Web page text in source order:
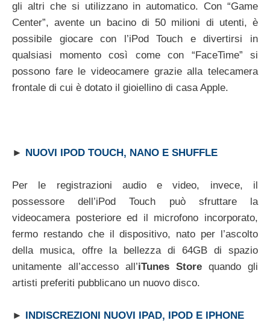
gli altri che si utilizzano in automatico. Con “Game
Center”, avente un bacino di 50 milioni di utenti, è
possibile giocare con l’iPod Touch e divertirsi in
qualsiasi momento così come con “FaceTime” si
possono fare le videocamere grazie alla telecamera
frontale di cui è dotato il gioiellino di casa Apple.
► NUOVI IPOD TOUCH, NANO E SHUFFLE
Per le registrazioni audio e video, invece, il
possessore dell’iPod Touch può sfruttare la
videocamera posteriore ed il microfono incorporato,
fermo restando che il dispositivo, nato per l’ascolto
della musica, offre la bellezza di 64GB di spazio
unitamente all’accesso all’iTunes Store quando gli
artisti preferiti pubblicano un nuovo disco.
► INDISCREZIONI NUOVI IPAD, IPOD E IPHONE